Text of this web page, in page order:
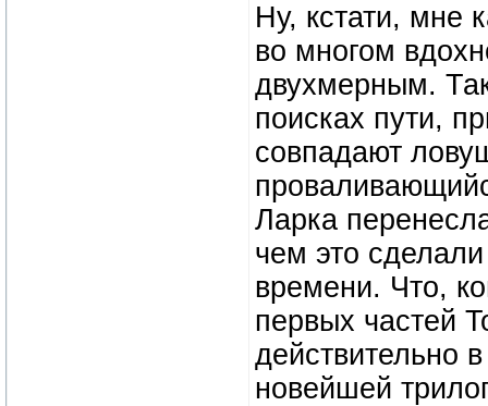
Ну, кстати, мне
во многом
двухмерным.
поисках пути,
совпадают
Ларка
чем это
времени. Что,
первых частей
действительно
новейшей